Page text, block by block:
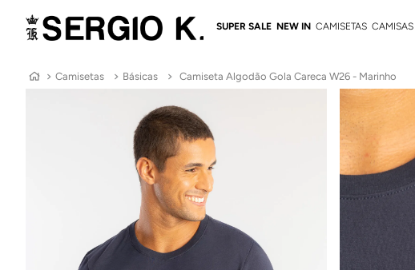
SUPER SALE NEW IN CAMISETAS CAMISAS
Camisetas Básicas Camiseta Algodão Gola Careca W26 - Marinho